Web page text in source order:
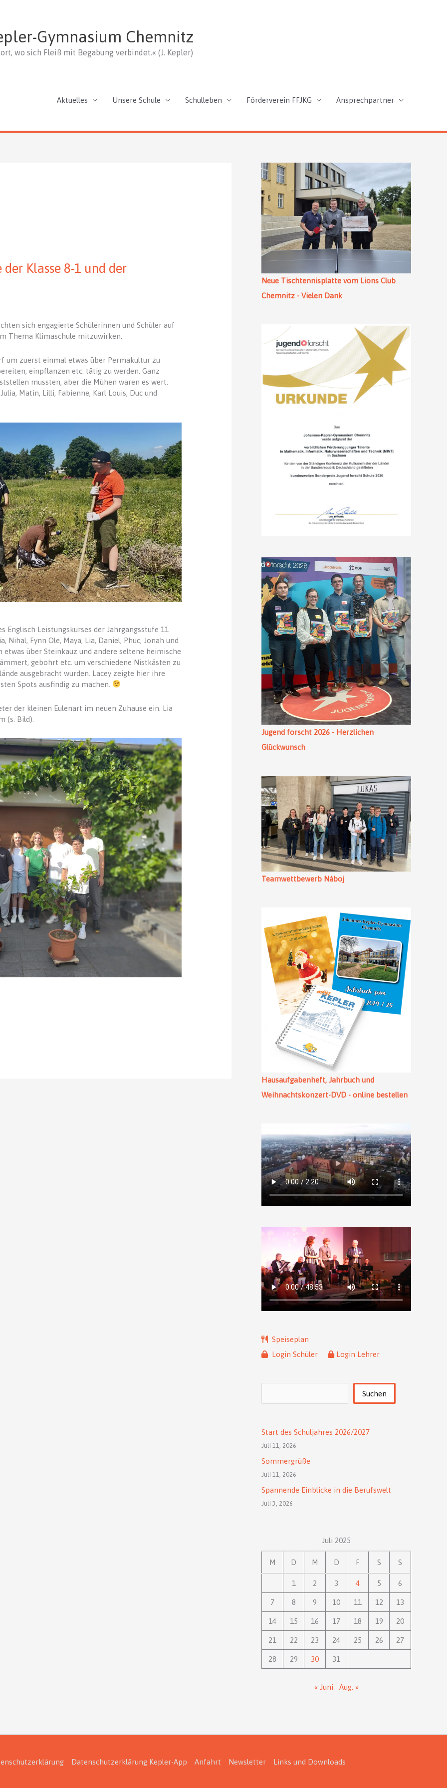
Gymnasium Chemnitz
wo sich Fleiß mit Begabung verbindet.« (J. Kepler)
Aktuelles Unsere Schule Schulleben Förderverein FFJKG Ansprechpartner
Klasse 8-1 und der
sich engagierte Schülerinnen und Schüler auf
Thema Klimaschule mitzuwirken.
um zuerst einmal etwas über Permakultur zu
einpflanzen etc. tätig zu werden. Ganz
mussten, aber die Mühen waren es wert.
Matin, Lilli, Fabienne, Karl Louis, Duc und
Leistungskurses der Jahrgangsstufe 11
Nihal, Fynn Ole, Maya, Lia, Daniel, Phuc, Jonah und
etwas über Steinkauz und andere seltene heimische
gebohrt etc. um verschiedene Nistkästen zu
ausgebracht wurden. Lacey zeigte hier ihre
Spots ausfindig zu machen.
der kleinen Eulenart im neuen Zuhause ein. Lia
(s. Bild).
Neue Tischtennisplatte vom Lions Club
Chemnitz - Vielen Dank
Jugend forscht 2026 - Herzlichen
Glückwunsch
Teamwettbewerb Náboj
Hausaufgabenheft, Jahrbuch und
Weihnachtskonzert-DVD - online bestellen
Speiseplan
Login Schüler
Login Lehrer
Suchen
Start des Schuljahres 2026/2027
Juli 11, 2026
Sommergrüße
Juli 11, 2026
Spannende Einblicke in die Berufswelt
Juli 3, 2026
Juli 2025
M D M D F S S
1 2 3 4 5 6
7 8 9 10 11 12 13
14 15 16 17 18 19 20
21 22 23 24 25 26 27
28 29 30 31
« Juni Aug. »
Datenschutzerklärung Kepler-App Anfahrt Newsletter Links und Downloads